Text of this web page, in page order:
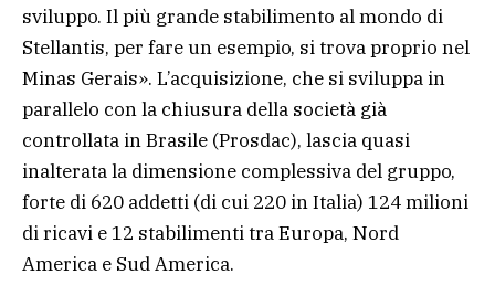
sviluppo. Il più grande stabilimento al mondo di
Stellantis, per fare un esempio, si trova proprio nel
Minas Gerais». L’acquisizione, che si sviluppa in
parallelo con la chiusura della società già
controllata in Brasile (Prosdac), lascia quasi
inalterata la dimensione complessiva del gruppo,
forte di 620 addetti (di cui 220 in Italia) 124 milioni
di ricavi e 12 stabilimenti tra Europa, Nord
America e Sud America.